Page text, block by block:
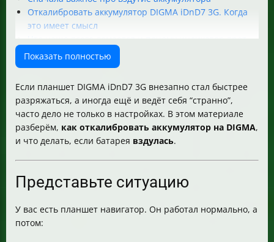
Откалибровать аккумулятор DIGMA iDnD7 3G. Когда
это имеет смысл
Какие инструменты нужны, чтобы вскрыть корпус
DIGMA iDnD7 3G
Оригинальный аккумулятор DIGMA iDnD7 3G YT
407095
Что значит маркировка YT 407095
Ёмкость оригинального аккумулятора
Как подобрать альтернативный аккумулятор
Подключение альтернативы. Почему не стоит “как
Сравнение ёмкостей
Когда нужен сервисный центр
Какие ещё проблемы бывают с аккумуляторами
Показать полностью
Если планшет DIGMA iDnD7 3G внезапно стал быстрее
разряжаться, а иногда ещё и ведёт себя “странно”,
часто дело не только в настройках. В этом материале
разберём, как откалибровать аккумулятор на DIGMA,
и что делать, если батарея вздулась.
Представьте ситуацию
У вас есть планшет навигатор. Он работал нормально, а
потом: